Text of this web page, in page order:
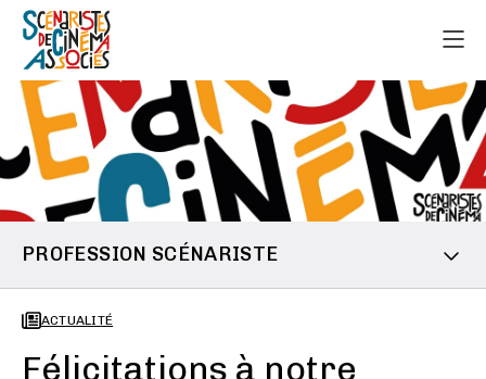
PROFESSION SCÉNARISTE
ACTUALITÉ
Félicitations à notre